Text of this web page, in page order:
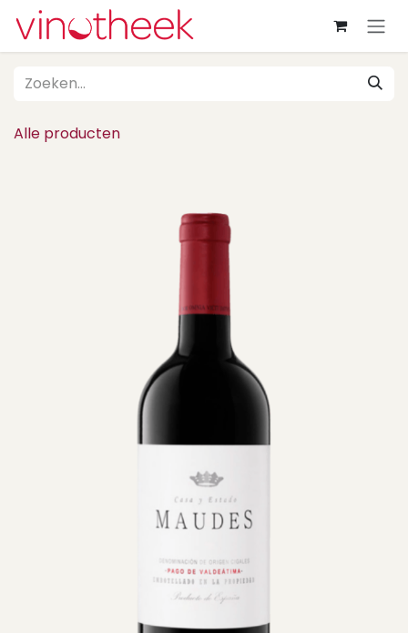
Overslaan naar inhoud
Alle producten